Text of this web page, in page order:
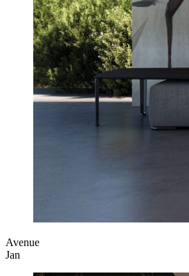
Avenue
Jan